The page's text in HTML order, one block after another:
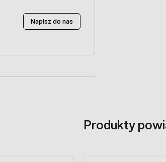
Napisz do nas
Produkty